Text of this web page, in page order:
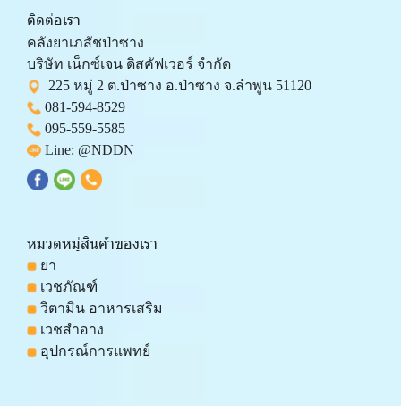
ติดต่อเรา
คลังยาเภสัชป่าซาง
บริษัท เน็กซ์เจน ดิสคัฟเวอร์ จำกัด
225 หมู่ 2 ต.ป่าซาง อ.ป่าซาง จ.ลำพูน 51120
081-594-8529
095-559-5585
Line: @NDDN
หมวดหมู่สินค้าของเรา
ยา
เวชภัณฑ์
วิตามิน อาหารเสริม
เวชสำอาง
อุปกรณ์การแพทย์